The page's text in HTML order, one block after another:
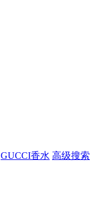
GUCCI香水 高级搜索